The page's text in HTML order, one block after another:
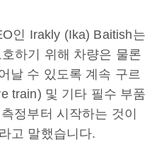
인 Irakly (Ika) Baitish는
하기 위해 차량은 물론
날 수 있도록 계속 구르
train) 및 기타 필수 부품
정부터 시작하는 것이
고 말했습니다.